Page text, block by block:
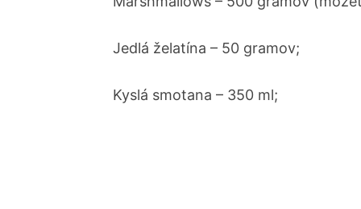
Jedlá želatína – 50 gramov;
Kyslá smotana – 350 ml;